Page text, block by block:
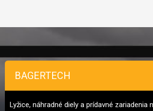
BAGERTECH
Lyžice, náhradné diely a prídavné zariadenia